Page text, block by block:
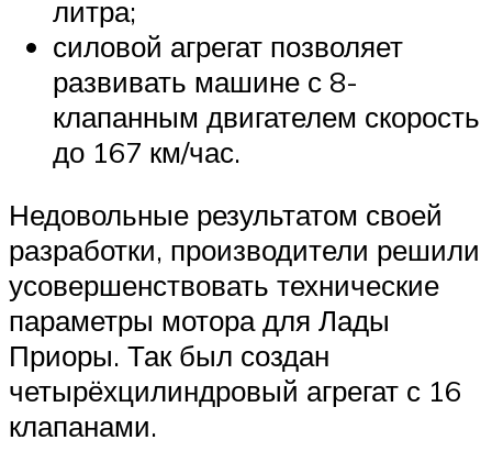
литра;
силовой агрегат позволяет
развивать машине с 8-
клапанным двигателем скорость
до 167 км/час.
Недовольные результатом своей
разработки, производители решили
усовершенствовать технические
параметры мотора для Лады
Приоры. Так был создан
четырёхцилиндровый агрегат с 16
клапанами.